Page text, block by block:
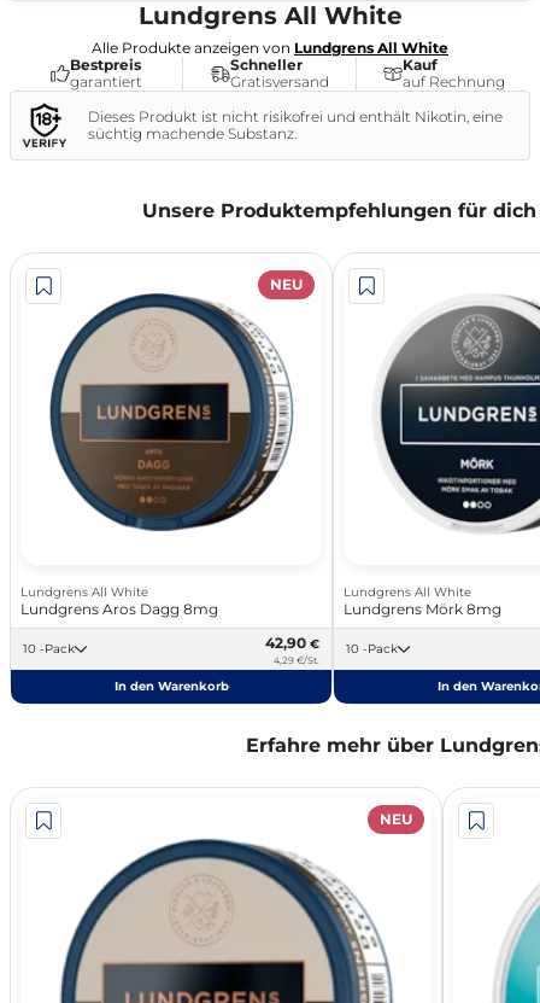
Lundgrens All White
Alle Produkte anzeigen von Lundgrens All White
Bestpreis
garantiert
Schneller
Gratisversand
Kauf
auf Rechnung
Dieses Produkt ist nicht risikofrei und enthält Nikotin, eine
süchtig machende Substanz.
Unsere Produktempfehlungen für dich
NEU
Lundgrens All White
Lundgrens Aros Dagg 8mg
10 -Pack 42,90 €
4,29 €/St.
In den Warenkorb
Lundgrens All White
Lundgrens Mörk 8mg
10 -Pack
In den
Erfahre mehr über
NEU